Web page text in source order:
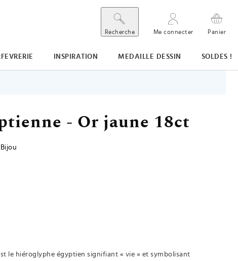
Recherche Me connecter Panier
INSPIRATION MEDAILLE DESSIN SOLDES !
- Or jaune 18ct
le hiéroglyphe égyptien signifiant « vie » et symbolisant